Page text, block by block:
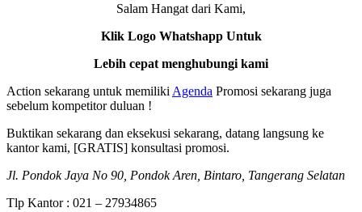
Salam Hangat dari Kami,
Klik Logo Whatshapp Untuk
Lebih cepat menghubungi kami
Action sekarang untuk memiliki Agenda Promosi sekarang juga
sebelum kompetitor duluan !
Buktikan sekarang dan eksekusi sekarang, datang langsung ke
kantor kami, [GRATIS] konsultasi promosi.
Jl. Pondok Jaya No 90, Pondok Aren, Bintaro, Tangerang Selatan
Tlp Kantor : 021 – 27934865